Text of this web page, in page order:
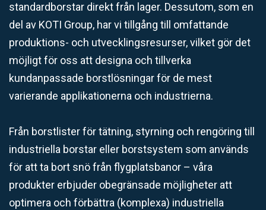
standardborstar direkt från lager. Dessutom, som en
del av KOTI Group, har vi tillgång till omfattande
produktions- och utvecklingsresurser, vilket gör det
möjligt för oss att designa och tillverka
kundanpassade borstlösningar för de mest
varierande applikationerna och industrierna.
Från borstlister för tätning, styrning och rengöring till
industriella borstar eller borstsystem som används
för att ta bort snö från flygplatsbanor – våra
produkter erbjuder obegränsade möjligheter att
optimera och förbättra (komplexa) industriella